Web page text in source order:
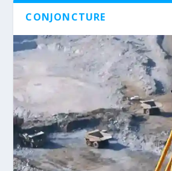
CONJONCTURE